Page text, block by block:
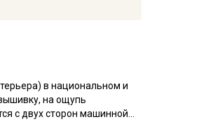
в национальном и
на ощупь
с двух сторон машинной